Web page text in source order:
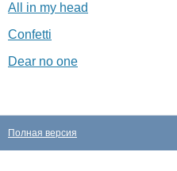
All in my head
Confetti
Dear no one
Полная версия